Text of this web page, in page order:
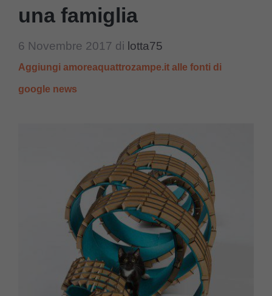
una famiglia
6 Novembre 2017 di lotta75
Aggiungi amoreaquattrozampe.it alle fonti di
google news